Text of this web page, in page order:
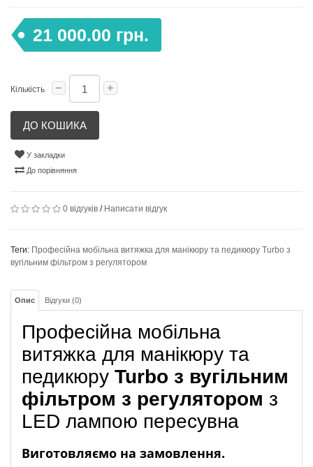
21 000.00 грн.
Кількість
ДО КОШИКА
У закладки
До порівняння
0 відгуків / Написати відгук
Теги: Професійна мобільна витяжка для манікюру та педикюру Turbo з
вугільним фільтром з регулятором
Опис Відгуки (0)
Професійна мобільна
витяжка для манікюру та
педикюру Turbo з вугільним
фільтром з регулятором з
LED лампою пересувна
Виготовляємо на замовлення.